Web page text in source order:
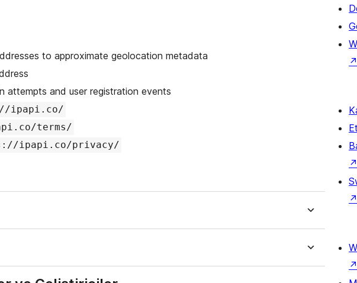
to approximate geolocation metadata
attempts and user registration events
ipapi.co/
terms/
ipapi.co/privacy/
↗
↗
↗
↗